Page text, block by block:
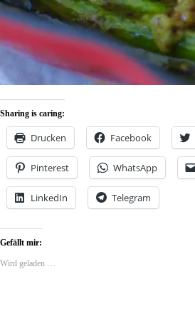
Sharing is caring:
Drucken Facebook
Pinterest WhatsApp
LinkedIn Telegram
Gefällt mir:
Wird geladen …